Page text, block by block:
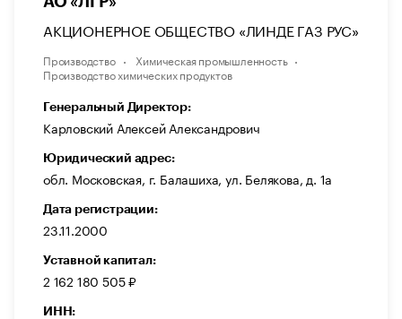
АКЦИОНЕРНОЕ ОБЩЕСТВО «ЛИНДЕ ГАЗ РУС»
Производство
Химическая промышленность
Производство химических продуктов
Генеральный Директор:
Карловский Алексей Александрович
Юридический адрес:
обл. Московская, г. Балашиха, ул. Белякова, д. 1а
Дата регистрации:
23.11.2000
Уставной капитал:
2 162 180 505 ₽
ИНН: